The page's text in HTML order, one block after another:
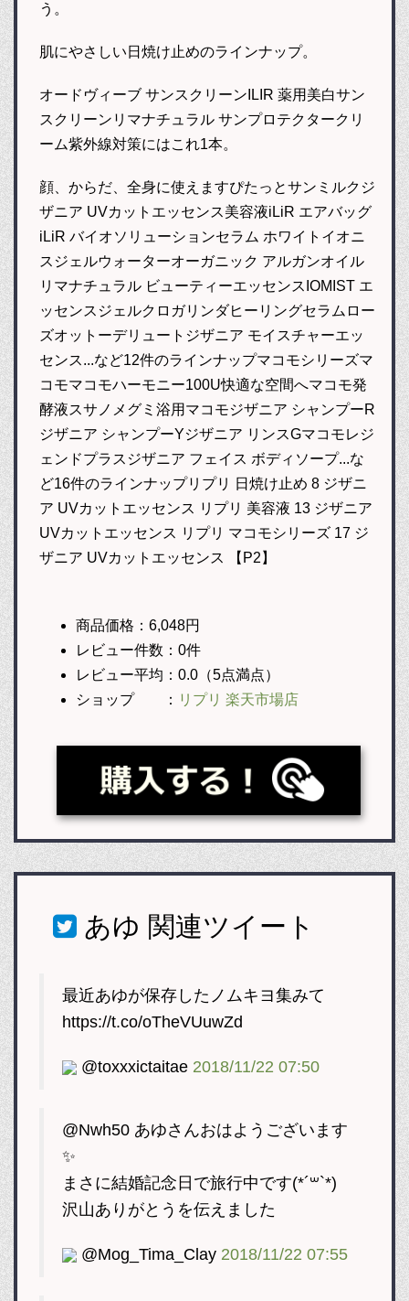
う。
肌にやさしい日焼け止めのラインナップ。
オードヴィーブ サンスクリーンILIR 薬用美白サン
スクリーンリマナチュラル サンプロテクタークリ
ーム紫外線対策にはこれ1本。
顔、からだ、全身に使えますぴたっとサンミルクジ
ザニア UVカットエッセンス美容液iLiR エアバッグ
iLiR バイオソリューションセラム ホワイトイオニ
スジェルウォーターオーガニック アルガンオイル
リマナチュラル ビューティーエッセンスIOMIST エ
ッセンスジェルクロガリンダヒーリングセラムロー
ズオットーデリュートジザニア モイスチャーエッ
センス...など12件のラインナップマコモシリーズマ
コモマコモハーモニー100U快適な空間へマコモ発
酵液スサノメグミ浴用マコモジザニア シャンプーR
ジザニア シャンプーYジザニア リンスGマコモレジ
ェンドプラスジザニア フェイス ボディソープ...な
ど16件のラインナップリプリ 日焼け止め 8 ジザニ
ア UVカットエッセンス リプリ 美容液 13 ジザニア
UVカットエッセンス リプリ マコモシリーズ 17 ジ
ザニア UVカットエッセンス 【P2】
商品価格：6,048円
レビュー件数：0件
レビュー平均：0.0（5点満点）
ショップ ： リプリ 楽天市場店
あゆ 関連ツイート
最近あゆが保存したノムキヨ集みて
https://t.co/oTheVUuwZd
@toxxxictaitae 2018/11/22 07:50
@Nwh50 あゆさんおはようございます
✨
まさに結婚記念日で旅行中です(*´꒳`*)
沢山ありがとうを伝えました
@Mog_Tima_Clay 2018/11/22 07:55